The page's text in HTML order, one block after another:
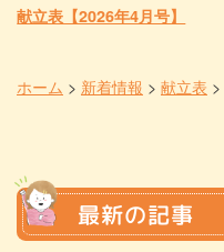
献立表【2026年4月号】
ホーム > 新着情報 > 献立表 >
最新の記事